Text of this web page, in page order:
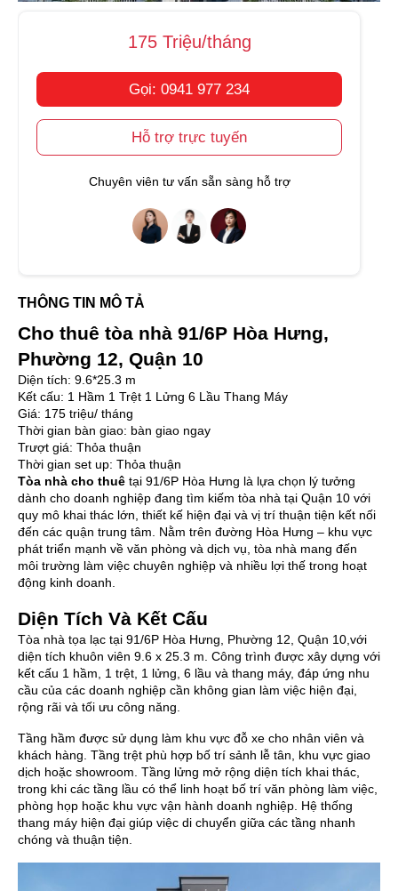
175 Triệu/tháng
Gọi: 0941 977 234
Hỗ trợ trực tuyến
Chuyên viên tư vấn sẵn sàng hỗ trợ
THÔNG TIN MÔ TẢ
Cho thuê tòa nhà 91/6P Hòa Hưng,
Phường 12, Quận 10
Diện tích: 9.6*25.3 m
Kết cấu: 1 Hầm 1 Trệt 1 Lửng 6 Lầu Thang Máy
Giá: 175 triệu/ tháng
Thời gian bàn giao: bàn giao ngay
Trượt giá: Thỏa thuận
Thời gian set up: Thỏa thuận
Tòa nhà cho thuê tại 91/6P Hòa Hưng là lựa chọn lý tưởng
dành cho doanh nghiệp đang tìm kiếm tòa nhà tại Quận 10 với
quy mô khai thác lớn, thiết kế hiện đại và vị trí thuận tiện kết nối
đến các quận trung tâm. Nằm trên đường Hòa Hưng – khu vực
phát triển mạnh về văn phòng và dịch vụ, tòa nhà mang đến
môi trường làm việc chuyên nghiệp và nhiều lợi thế trong hoạt
động kinh doanh.
Diện Tích Và Kết Cấu
Tòa nhà tọa lạc tại 91/6P Hòa Hưng, Phường 12, Quận 10,với
diện tích khuôn viên 9.6 x 25.3 m. Công trình được xây dựng với
kết cấu 1 hầm, 1 trệt, 1 lửng, 6 lầu và thang máy, đáp ứng nhu
cầu của các doanh nghiệp cần không gian làm việc hiện đại,
rộng rãi và tối ưu công năng.
Tầng hầm được sử dụng làm khu vực đỗ xe cho nhân viên và
khách hàng. Tầng trệt phù hợp bố trí sảnh lễ tân, khu vực giao
dịch hoặc showroom. Tầng lửng mở rộng diện tích khai thác,
trong khi các tầng lầu có thể linh hoạt bố trí văn phòng làm việc,
phòng họp hoặc khu vực vận hành doanh nghiệp. Hệ thống
thang máy hiện đại giúp việc di chuyển giữa các tầng nhanh
chóng và thuận tiện.